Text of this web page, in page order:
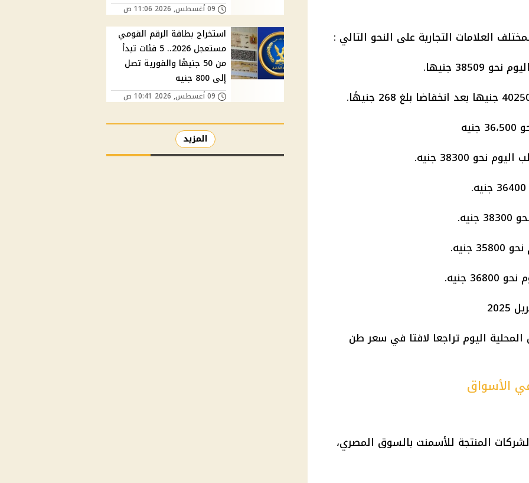
العلامات التجارية على النحو التالي :
جنيها.
38300 جنيه.
جنيه.
اليوم تراجعا لافتا في سعر طن
الأسواق
المنتجة للأسمنت بالسوق المصري،
09 أغسطس, 2026 11:06 ص
استخراج بطاقة الرقم القومي
مستعجل 2026.. 5 فئات تبدأ
من 50 جنيهًا والفورية تصل
إلى 800 جنيه
09 أغسطس, 2026 10:41 ص
المزيد